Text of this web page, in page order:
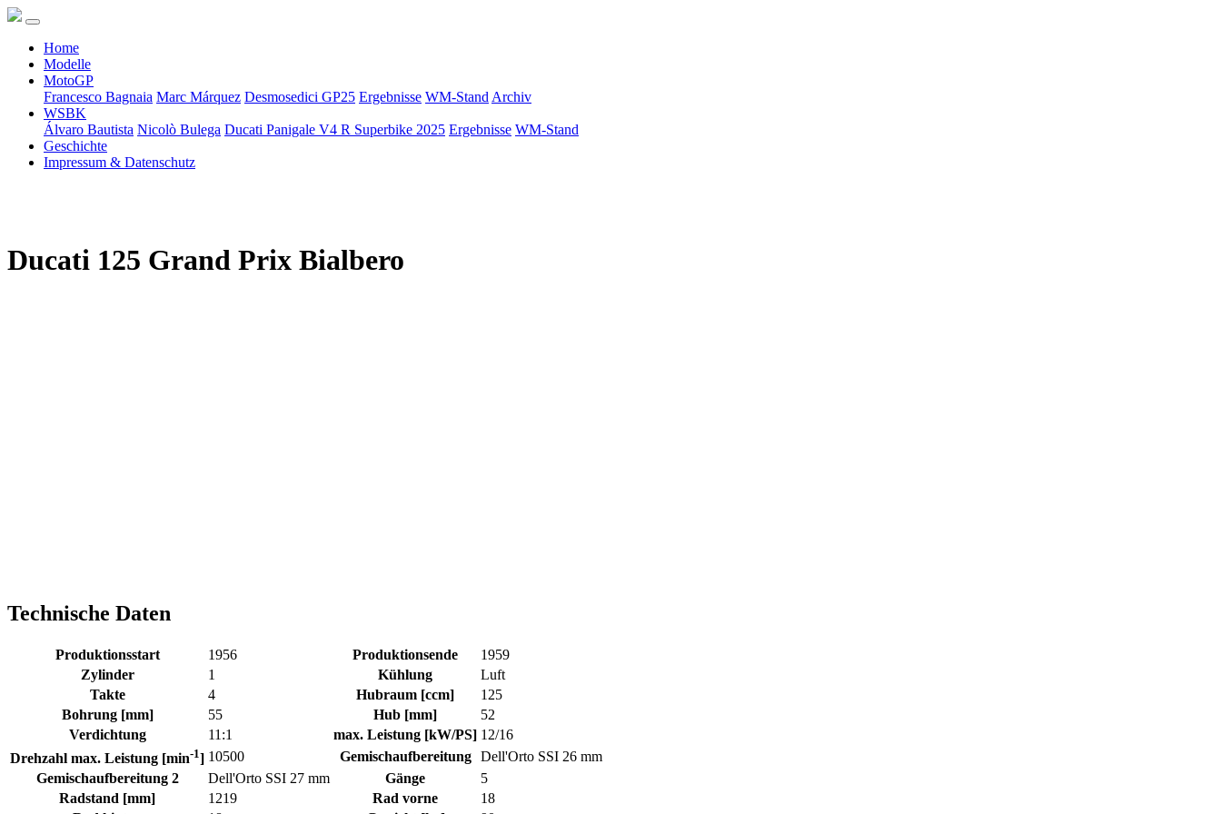
Home
Modelle
MotoGP
Francesco Bagnaia Marc Márquez Desmosedici GP25 Ergebnisse WM-Stand Archiv
WSBK
Álvaro Bautista Nicolò Bulega Ducati Panigale V4 R Superbike 2025 Ergebnisse WM-Stand
Geschichte
Impressum & Datenschutz
Ducati 125 Grand Prix Bialbero
Technische Daten
Produktionsstart 1956 Produktionsende
1959
Zylinder
1 Kühlung
Luft
Takte
4 Hubraum [ccm]
125
Bohrung [mm]
55 Hub [mm]
52
Verdichtung
11:1 max. Leistung [kW/PS] 12/16
Drehzahl max. Leistung [min-1] 10500 Gemischaufbereitung
Dell'Orto SSI 26 mm
Gemischaufbereitung 2
Dell'Orto SSI 27 mm Gänge
5
Radstand [mm]
1219 Rad vorne
18